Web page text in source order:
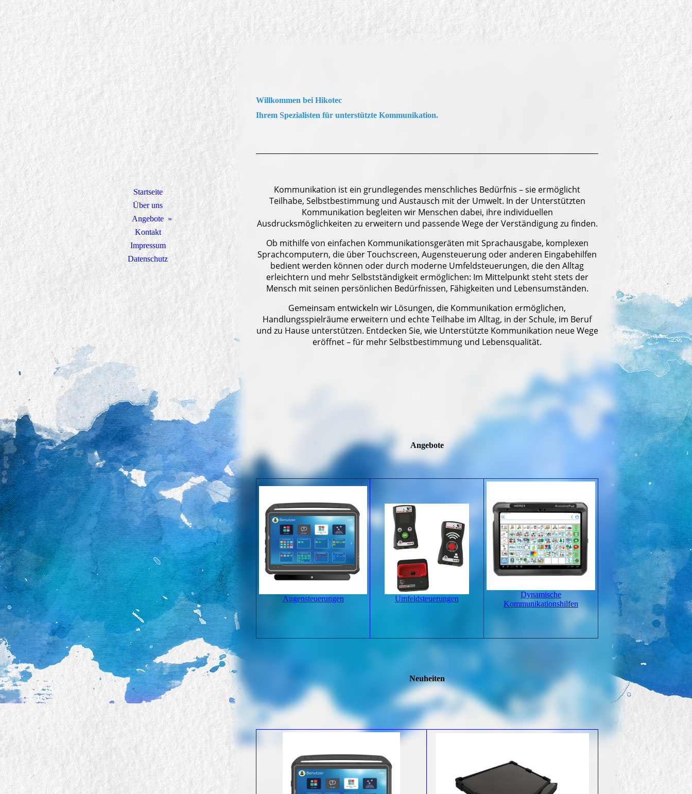
Startseite
Über uns
Angebote
Kontakt
Impressum
Datenschutz
Willkommen bei Hikotec
Ihrem Spezialisten für unterstützte Kommunikation.
Kommunikation ist ein grundlegendes menschliches Bedürfnis – sie ermöglicht
Teilhabe, Selbstbestimmung und Austausch mit der Umwelt. In der Unterstützten
Kommunikation begleiten wir Menschen dabei, ihre individuellen
Ausdrucksmöglichkeiten zu erweitern und passende Wege der Verständigung zu finden.
Ob mithilfe von einfachen Kommunikationsgeräten mit Sprachausgabe, komplexen
Sprachcomputern, die über Touchscreen, Augensteuerung oder anderen Eingabehilfen
bedient werden können oder durch moderne Umfeldsteuerungen, die den Alltag
erleichtern und mehr Selbstständigkeit ermöglichen: Im Mittelpunkt steht stets der
Mensch mit seinen persönlichen Bedürfnissen, Fähigkeiten und Lebensumständen.
Gemeinsam entwickeln wir Lösungen, die Kommunikation ermöglichen,
Handlungsspielräume erweitern und echte Teilhabe im Alltag, in der Schule, im Beruf
und zu Hause unterstützen. Entdecken Sie, wie Unterstützte Kommunikation neue Wege
eröffnet – für mehr Selbstbestimmung und Lebensqualität.
Angebote
Augensteuerungen Umfeldsteuerungen
Dynamische
Kommunikationshilfen
Neuheiten